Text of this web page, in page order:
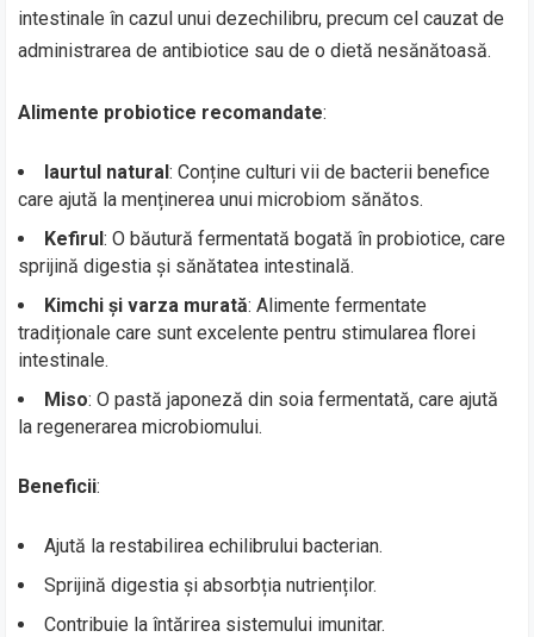
intestinale în cazul unui dezechilibru, precum cel cauzat de
administrarea de antibiotice sau de o dietă nesănătoasă.
Alimente probiotice recomandate:
Iaurtul natural: Conține culturi vii de bacterii benefice
care ajută la menținerea unui microbiom sănătos.
Kefirul: O băutură fermentată bogată în probiotice, care
sprijină digestia și sănătatea intestinală.
Kimchi și varza murată: Alimente fermentate
tradiționale care sunt excelente pentru stimularea florei
intestinale.
Miso: O pastă japoneză din soia fermentată, care ajută
la regenerarea microbiomului.
Beneficii:
Ajută la restabilirea echilibrului bacterian.
Sprijină digestia și absorbția nutrienților.
Contribuie la întărirea sistemului imunitar.